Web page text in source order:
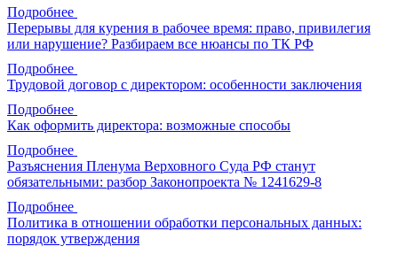
Подробнее
Перерывы для курения в рабочее время: право, привилегия
или нарушение? Разбираем все нюансы по ТК РФ
Подробнее
Трудовой договор с директором: особенности заключения
Подробнее
Как оформить директора: возможные способы
Подробнее
Разъяснения Пленума Верховного Суда РФ станут
обязательными: разбор Законопроекта № 1241629-8
Подробнее
Политика в отношении обработки персональных данных:
порядок утверждения